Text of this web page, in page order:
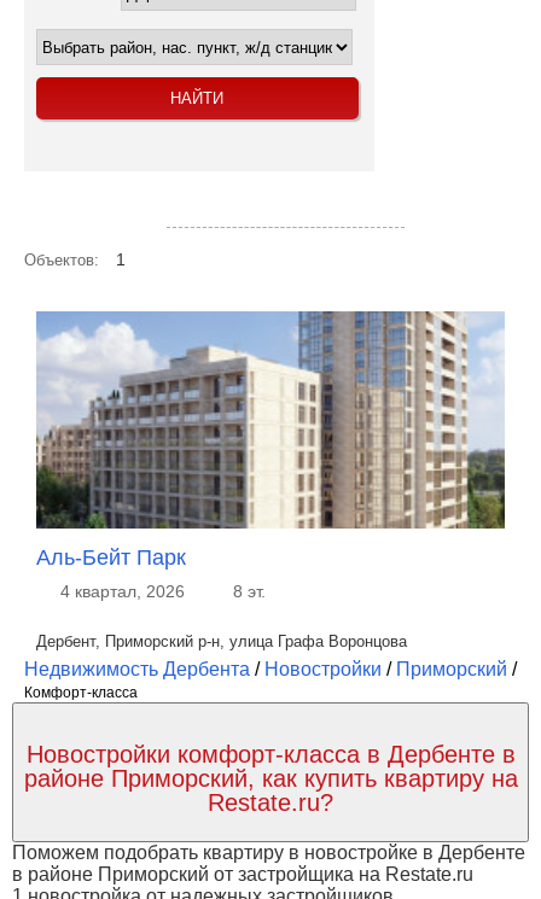
Объектов: 1
Аль-Бейт Парк
4 квартал, 2026 8 эт.
Дербент, Приморский р-н, улица Графа Воронцова
Недвижимость Дербента / Новостройки / Приморский /
Комфорт-класса
Новостройки комфорт-класса в Дербенте в
районе Приморский, как купить квартиру на
Restate.ru?
Поможем подобрать квартиру в новостройке в Дербенте
в районе Приморский от застройщика на Restate.ru